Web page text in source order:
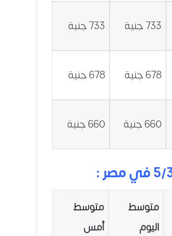
733 جنية 733 جنية
678 جنية 678 جنية
660 جنية 660 جنية
متوسط
اليوم
متوسط
أمس